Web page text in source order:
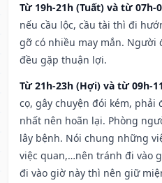
Từ 19h-21h (Tuất) và từ 07h-
nếu cầu lộc, cầu tài thì đi
gỡ có nhiều may mắn. Người
đều gặp thuận lợi.
Từ 21h-23h (Hợi) và từ 09h-
cọ, gây chuyện đói kém,
nhất nên hoãn lại. Phòng
lây bệnh. Nói chung những
việc quan,…nên tránh đi vào
đi vào giờ này thì nên giữ